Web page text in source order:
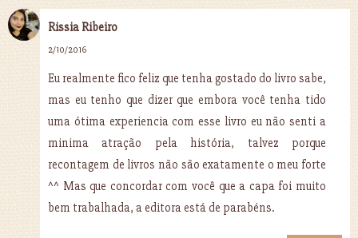
Rissia Ribeiro
2/10/2016
Eu realmente fico feliz que tenha gostado do livro sabe,
mas eu tenho que dizer que embora você tenha tido
uma ótima experiencia com esse livro eu não senti a
minima atração pela história, talvez porque
recontagem de livros não são exatamente o meu forte
^^ Mas que concordar com você que a capa foi muito
bem trabalhada, a editora está de parabéns.